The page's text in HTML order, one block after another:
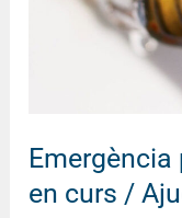
Emergència
en curs /